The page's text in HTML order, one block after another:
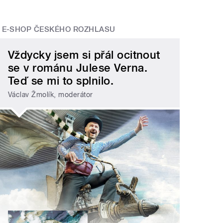
E-SHOP ČESKÉHO ROZHLASU
Vždycky jsem si přál ocitnout
se v románu Julese Verna.
Teď se mi to splnilo.
Václav Žmolík, moderátor